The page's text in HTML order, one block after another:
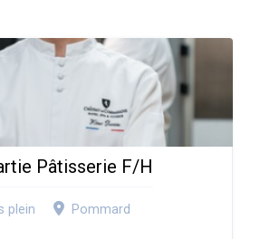
Pâtisserie F/H
plein Pommard